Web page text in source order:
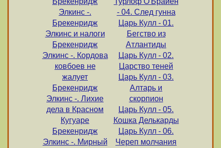
Элкинс -.
Брекенридж
Элкинс и налоги
Брекенридж
Элкинс -. Кордова
ковбоев не
жалует
Брекенридж
Элкинс -. Лихие
дела в Красном
Кугуаре
Брекенридж
Элкинс -. Мирный
- 04. След гунна
Царь Кулл - 01.
Бегство из
Атлантиды
Царь Кулл - 02.
Царство теней
Царь Кулл - 03.
Алтарь и
скорпион
Царь Кулл - 05.
Кошка Делькарды
Царь Кулл - 06.
Череп молчания